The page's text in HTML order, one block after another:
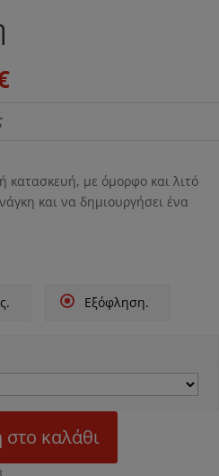
Η
κατασκευή, με όμορφο και λιτό
και να δημιουργήσει ένα
Εξόφληση.
καλάθι